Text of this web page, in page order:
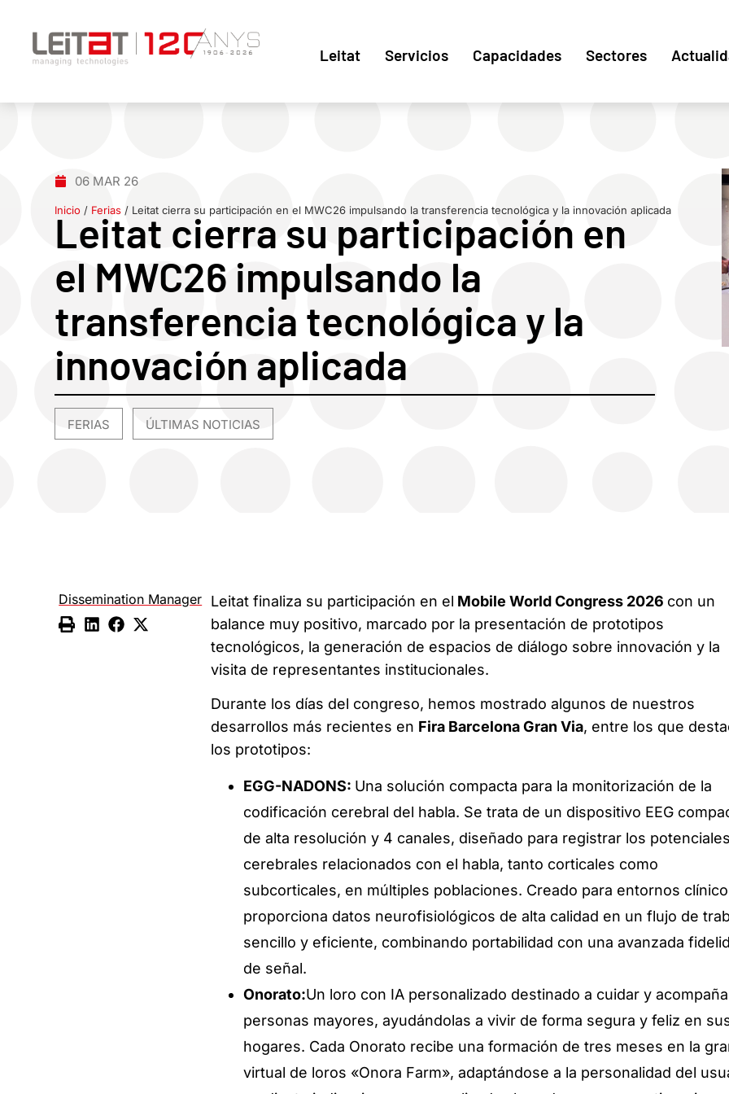
Leitat Servicios Capacidades Sectores
06 MAR 26
Inicio / Ferias / Leitat cierra su participación en el MWC26 impulsando la transferencia tecnológica y la innovación aplicada
Leitat cierra su participación en
el MWC26 impulsando la
transferencia tecnológica y la
innovación aplicada
FERIAS ÚLTIMAS NOTICIAS
Dissemination Manager Leitat finaliza su participación en el Mobile World Congress 2026 con un
balance muy positivo, marcado por la presentación de prototipos
tecnológicos, la generación de espacios de diálogo sobre innovación y la
visita de representantes institucionales.
Durante los días del congreso, hemos mostrado algunos de nuestros
desarrollos más recientes en Fira Barcelona Gran Via, entre los que
los prototipos:
EGG-NADONS: Una solución compacta para la monitorización de la
codificación cerebral del habla. Se trata de un dispositivo EEG
de alta resolución y 4 canales, diseñado para registrar los
cerebrales relacionados con el habla, tanto corticales como
subcorticales, en múltiples poblaciones. Creado para entornos
proporciona datos neurofisiológicos de alta calidad en un flujo de
sencillo y eficiente, combinando portabilidad con una avanzada
de señal.
Onorato:Un loro con IA personalizado destinado a cuidar y
personas mayores, ayudándolas a vivir de forma segura y feliz en
hogares. Cada Onorato recibe una formación de tres meses en la
virtual de loros «Onora Farm», adaptándose a la personalidad del